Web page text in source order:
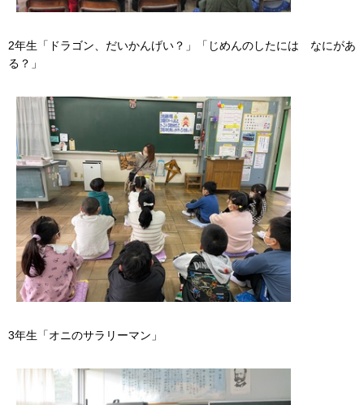
2年生「ドラゴン、だいかんげい？」「じめんのしたには なにがあ
る？」
3年生「オニのサラリーマン」